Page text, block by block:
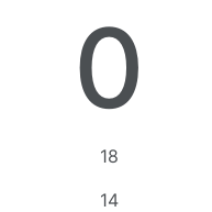
0
18
14